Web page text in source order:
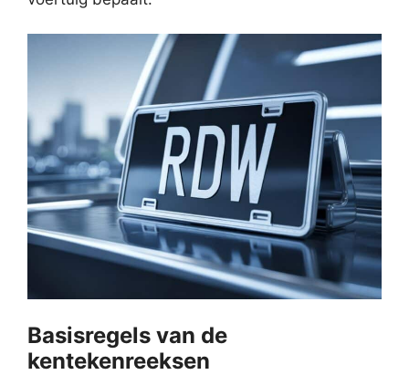
Basisregels van de
kentekenreeksen